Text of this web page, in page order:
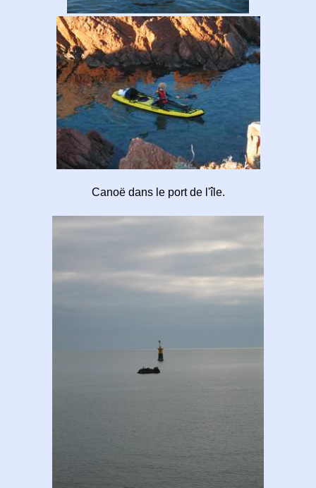
Canoë dans le port de l'île.